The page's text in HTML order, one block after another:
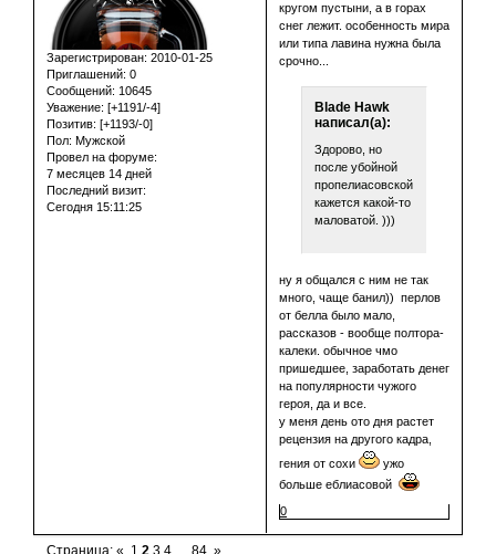
Зарегистрирован: 2010-01-25
Приглашений: 0
Сообщений: 10645
Уважение: [+1191/-4]
Позитив: [+1193/-0]
Пол: Мужской
Провел на форуме:
7 месяцев 14 дней
Последний визит:
Сегодня 15:11:25
кругом пустыни, а в горах
снег лежит. особенность мира
или типа лавина нужна была
срочно...
Blade Hawk
написал(а):
Здорово, но
после убойной
пропелиасовской,
кажется какой-то
маловатой. )))
ну я общался с ним не так
много, чаще банил)) перлов
от белла было мало,
рассказов - вообще полтора-
калеки. обычное чмо
пришедшее, заработать денег
на популярности чужого
героя, да и все.
у меня день ото дня растет
рецензия на другого кадра,
гения от сохи
ужо
больше еблиасовой
0
Страница:« 1 2 3 4 84 »